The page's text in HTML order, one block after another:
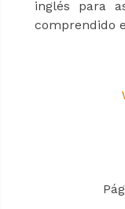
inglés para
comprendido